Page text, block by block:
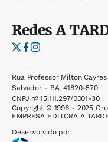
RedesA
Rua Professor Milton
Salvador - BA, 41820-570
CNPJ nº 15.111.297/0001-30
Copyright © 1996 - 2025
EMPRESA EDITORA A
Desenvolvido por: